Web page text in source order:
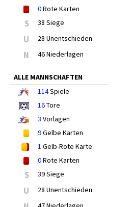
0Rote Karten
S 38 Siege
U 28 Unentschieden
N 46 Niederlagen
ALLE MANNSCHAFTEN
114Spiele
16Tore
3 Vorlagen
9Gelbe Karten
1 Gelb-Rote Karte
0Rote Karten
S 39 Siege
U 28 Unentschieden